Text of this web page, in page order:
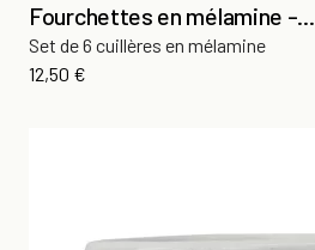
Fourchettes en mélamine -...
Set de 6 cuillères en mélamine
Prix
12,50 €